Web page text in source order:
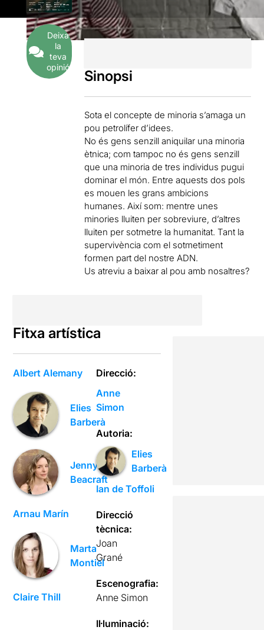
Deixa
la
teva
opinió
Sinopsi
Sota el concepte de minoria s’amaga un
pou petrolífer d’idees.
No és gens senzill aniquilar una minoria
ètnica; com tampoc no és gens senzill
que una minoria de tres individus pugui
dominar el món. Entre aquests dos pols
es mouen les grans ambicions
humanes. Així som: mentre unes
minories lluiten per sobreviure, d’altres
lluiten per sotmetre la humanitat. Tant la
supervivència com el sotmetiment
formen part del nostre ADN.
Us atreviu a baixar al pou amb nosaltres?
Fitxa artística
Albert Alemany
Elies
Barberà
Jenny
Beacraft
Arnau Marín
Marta
Montiel
Claire Thill
Direcció:
Anne
Simon
Autoria:
Elies
Barberà
Ian de Toffoli
Direcció
tècnica:
Joan
Grané
Escenografia:
Anne Simon
Il·luminació: